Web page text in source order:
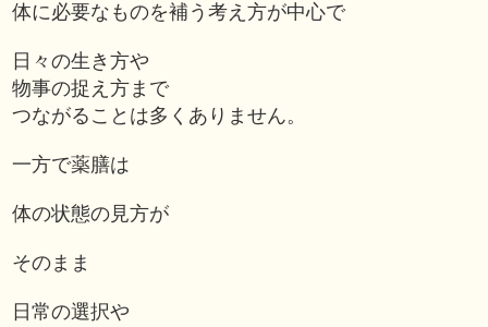
体に必要なものを補う考え方が中心で
日々の生き方や
物事の捉え方まで
つながることは多くありません。
一方で薬膳は
体の状態の見方が
そのまま
日常の選択や